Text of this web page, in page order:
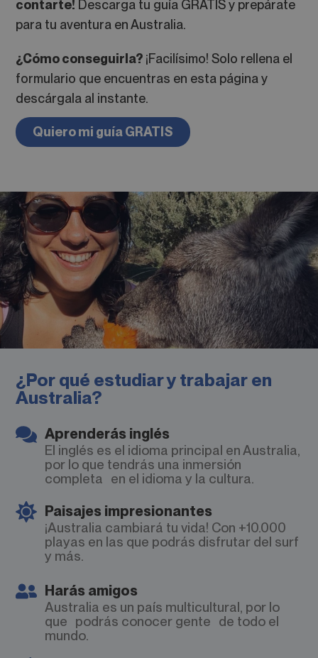
contarte! Descarga tu guía GRATIS y prepárate
para tu aventura en Australia.
¿Cómo conseguirla? ¡Facilísimo! Solo rellena el
formulario que encuentras en esta página y
descárgala al instante.
Quiero mi guía GRATIS
¿Por qué estudiar y trabajar en
Australia?​
Aprenderás inglés
El inglés es el idioma principal en Australia,
por lo que tendrás una inmersión
completa en el idioma y la cultura.
Paisajes impresionantes
¡Australia cambiará tu vida! Con +10.000
playas en las que podrás disfrutar del surf
y más.
Harás amigos
Australia es un país multicultural, por lo
que podrás conocer gente de todo el
mundo.